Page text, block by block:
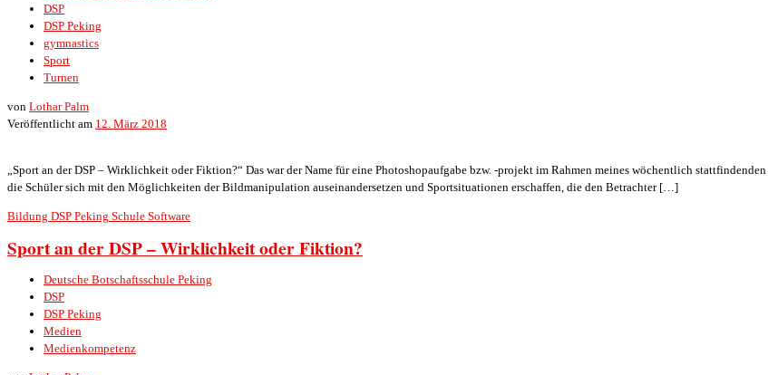
DSP
DSP Peking
gymnastics
Sport
Turnen
von Lothar Palm
Veröffentlicht am 12. März 2018
„Sport an der DSP – Wirklichkeit oder Fiktion?“ Das war der Name für eine Photoshopaufgabe bzw. -projekt im Rahmen meines wöchentlich
die Schüler sich mit den Möglichkeiten der Bildmanipulation auseinandersetzen und Sportsituationen erschaffen, die den Betrachter […]
Bildung DSP Peking Schule Software
Sport an der DSP – Wirklichkeit oder Fiktion?
Deutsche Botschaftsschule Peking
DSP
DSP Peking
Medien
Medienkompetenz